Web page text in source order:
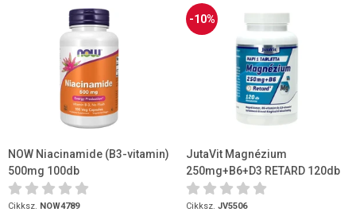
NOW Niacinamide (B3-vitamin)
500mg 100db
Cikksz. NOW4789
-10%
JutaVit Magnézium
250mg+B6+D3 RETARD 120db
Cikksz. JV5506